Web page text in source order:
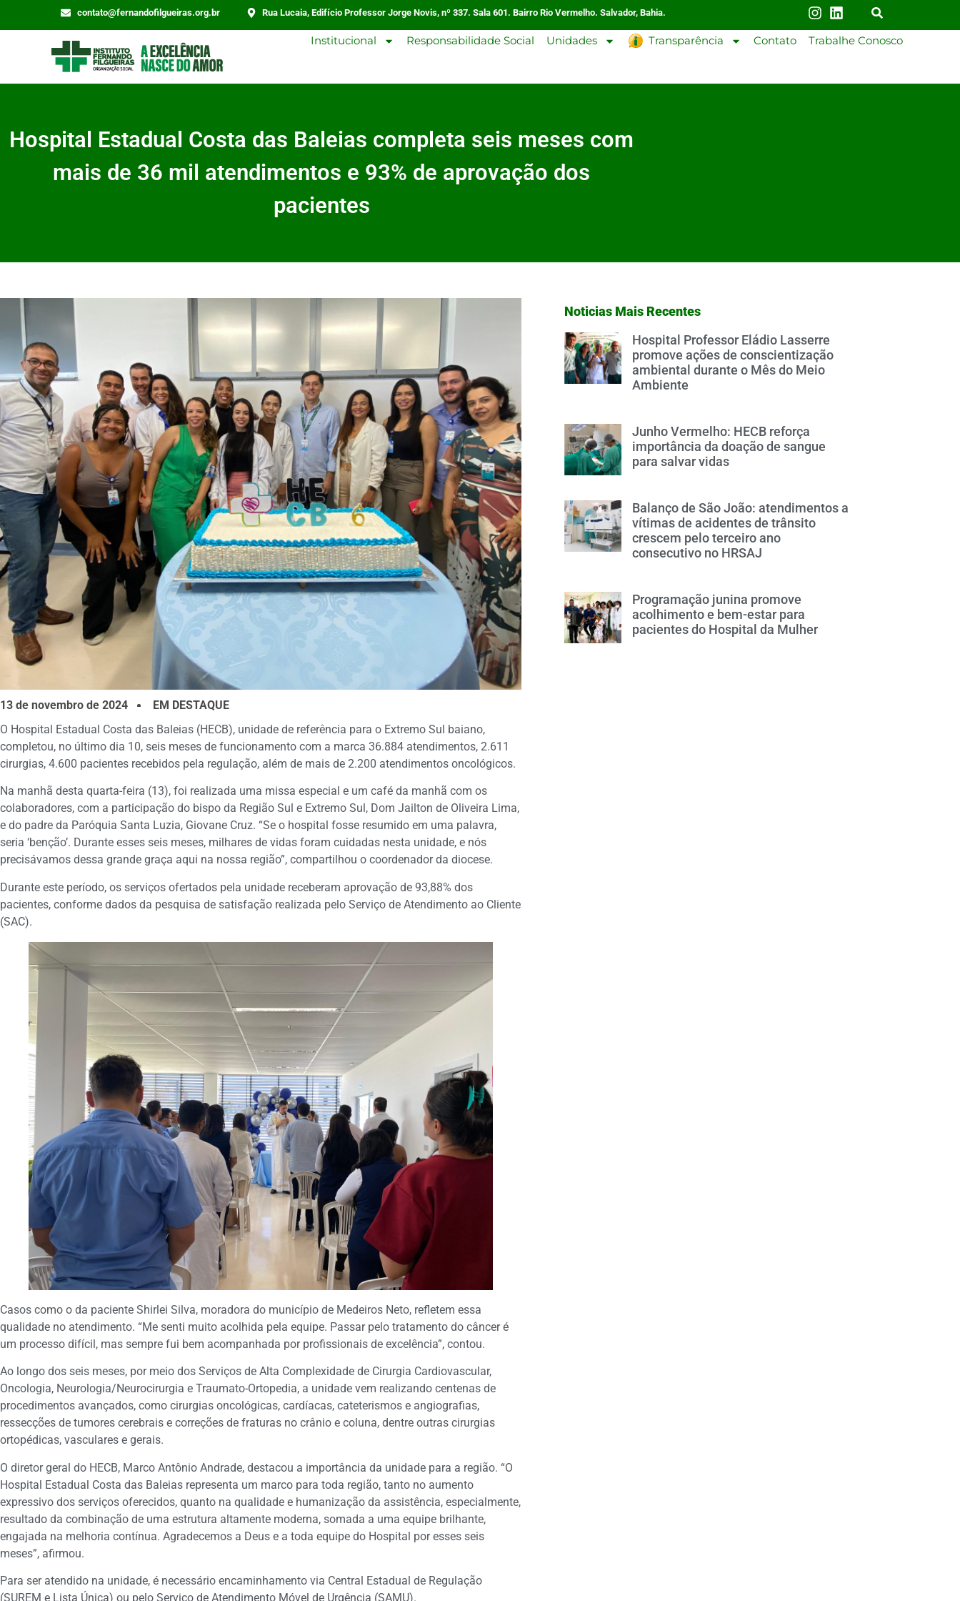
contato@fernandofilgueiras.org.br Rua Lucaia, Edifício Professor Jorge Novis, nº 337. Sala 601. Bairro Rio Vermelho. Salvador, Bahia.
Institucional Responsabilidade Social Unidades Transparência Contato Trabalhe Conosco
Hospital Estadual Costa das Baleias completa seis meses com
mais de 36 mil atendimentos e 93% de aprovação dos
pacientes
13 de novembro de 2024
EM DESTAQUE
O Hospital Estadual Costa das Baleias (HECB), unidade de referência para o Extremo Sul baiano,
completou, no último dia 10, seis meses de funcionamento com a marca 36.884 atendimentos, 2.611
cirurgias, 4.600 pacientes recebidos pela regulação, além de mais de 2.200 atendimentos oncológicos.
Na manhã desta quarta-feira (13), foi realizada uma missa especial e um café da manhã com os
colaboradores, com a participação do bispo da Região Sul e Extremo Sul, Dom Jailton de Oliveira Lima,
e do padre da Paróquia Santa Luzia, Giovane Cruz. “Se o hospital fosse resumido em uma palavra,
seria ‘benção’. Durante esses seis meses, milhares de vidas foram cuidadas nesta unidade, e nós
precisávamos dessa grande graça aqui na nossa região”, compartilhou o coordenador da diocese.
Durante este período, os serviços ofertados pela unidade receberam aprovação de 93,88% dos
pacientes, conforme dados da pesquisa de satisfação realizada pelo Serviço de Atendimento ao Cliente
(SAC).
Casos como o da paciente Shirlei Silva, moradora do município de Medeiros Neto, refletem essa
qualidade no atendimento. “Me senti muito acolhida pela equipe. Passar pelo tratamento do câncer é
um processo difícil, mas sempre fui bem acompanhada por profissionais de excelência”, contou.
Ao longo dos seis meses, por meio dos Serviços de Alta Complexidade de Cirurgia Cardiovascular,
Oncologia, Neurologia/Neurocirurgia e Traumato-Ortopedia, a unidade vem realizando centenas de
procedimentos avançados, como cirurgias oncológicas, cardíacas, cateterismos e angiografias,
ressecções de tumores cerebrais e correções de fraturas no crânio e coluna, dentre outras cirurgias
ortopédicas, vasculares e gerais.
O diretor geral do HECB, Marco Antônio Andrade, destacou a importância da unidade para a região. “O
Hospital Estadual Costa das Baleias representa um marco para toda região, tanto no aumento
expressivo dos serviços oferecidos, quanto na qualidade e humanização da assistência, especialmente,
resultado da combinação de uma estrutura altamente moderna, somada a uma equipe brilhante,
engajada na melhoria contínua. Agradecemos a Deus e a toda equipe do Hospital por esses seis
meses”, afirmou.
Para ser atendido na unidade, é necessário encaminhamento via Central Estadual de Regulação
(SUREM e Lista Única) ou pelo Serviço de Atendimento Móvel de Urgência (SAMU).
Noticias Mais Recentes
Hospital Professor Eládio Lasserre
promove ações de conscientização
ambiental durante o Mês do Meio
Ambiente
Junho Vermelho: HECB reforça
importância da doação de sangue
para salvar vidas
Balanço de São João: atendimentos a
vítimas de acidentes de trânsito
crescem pelo terceiro ano
consecutivo no HRSAJ
Programação junina promove
acolhimento e bem-estar para
pacientes do Hospital da Mulher